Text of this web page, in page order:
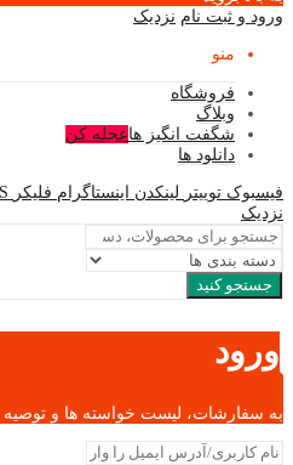
ورود و ثبت نام نزدیک
منو
فروشگاه
وبلاگ
شگفت انگیز هاعجله کن
دانلود ها
فیسبوک توییتر لینکدن اینستاگرام فلیکر
نزدیک
جستجو کنید
ورود
به سفارشات، لیست خواسته ها و توصیه